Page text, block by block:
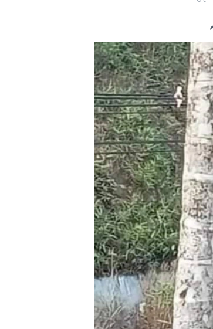
မကြေးမုံရဲ့ အင်္ဂလိပ်စာ
ရုပ်ရှင်ထဲက အင်္ဂလိပ်စာ
သုတပဒေသာ အင်္ဂလိပ်စာ
ရေဒီယိုနှင့်ရုပ်သံ အချက်အလက်များ
ရေဒီယို/တီဗွီအစီအစဉ်